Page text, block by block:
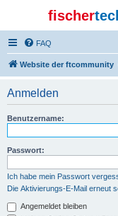
fischer
FAQ
Website der ftcommunity
Anmelden
Benutzername:
Passwort:
Ich habe mein Passwort
Die Aktivierungs-E-Mail erneut
Angemeldet bleiben